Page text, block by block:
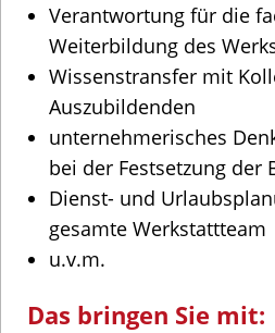
Verantwortung für die
Weiterbildung des
Wissenstransfer mit
Auszubildenden
unternehmerisches
bei der Festsetzung der
Dienst- und
gesamte Werkstattteam
u.v.m.
Das bringen Sie mit: